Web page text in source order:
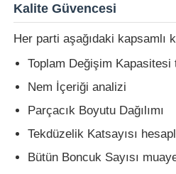
Kalite Güvencesi
Her parti aşağıdaki kapsamlı
Toplam Değişim Kapasitesi
Nem İçeriği analizi
Parçacık Boyutu Dağılımı
Tekdüzelik Katsayısı
Bütün Boncuk Sayısı